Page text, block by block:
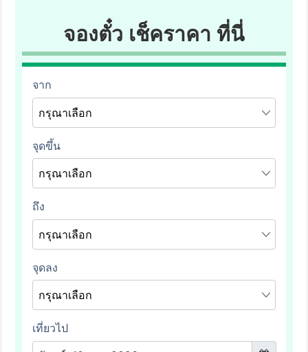
จองตั๋ว เช็คราคา ที่นี่